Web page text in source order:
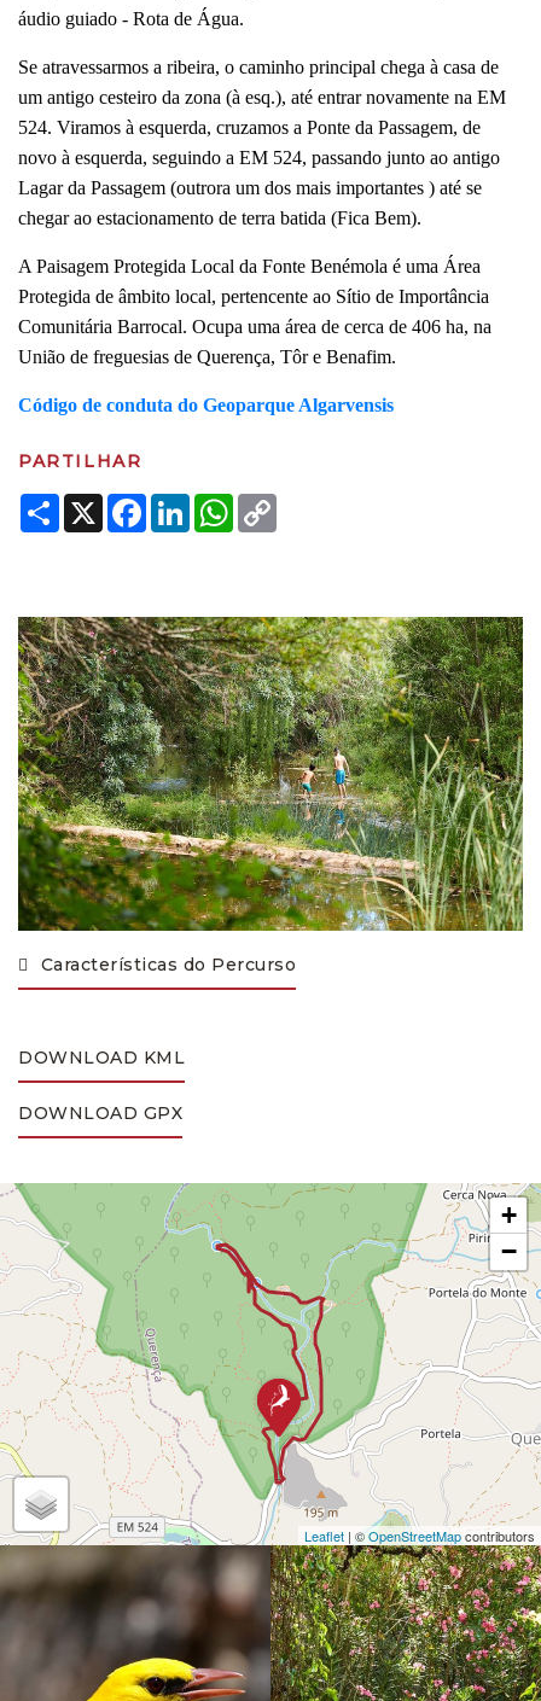
áudio guiado - Rota de Água.
Se atravessarmos a ribeira, o caminho principal chega à casa de
um antigo cesteiro da zona (à esq.), até entrar novamente na EM
524. Viramos à esquerda, cruzamos a Ponte da Passagem, de
novo à esquerda, seguindo a EM 524, passando junto ao antigo
Lagar da Passagem (outrora um dos mais importantes ) até se
chegar ao estacionamento de terra batida (Fica Bem).
A Paisagem Protegida Local da Fonte Benémola é uma Área
Protegida de âmbito local, pertencente ao Sítio de Importância
Comunitária Barrocal. Ocupa uma área de cerca de 406 ha, na
União de freguesias de Querença, Tôr e Benafim.
Código de conduta do Geoparque Algarvensis
PARTILHAR
Share
X Facebook
LinkedInWhatsApp
Características do Percurso
DOWNLOAD KML
DOWNLOAD GPX
+
−
Leaflet | ©OpenStreetMapcontributors